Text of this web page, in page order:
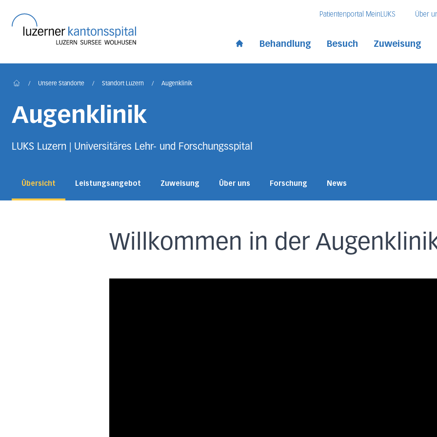
Patientenportal MeinLUKS Über
Behandlung Besuch Zuweisung
/ Unsere Standorte / Standort Luzern / Augenklinik
Augenklinik
LUKS Luzern | Universitäres Lehr- und Forschungsspital
Übersicht Leistungsangebot Zuweisung Über uns Forschung News
Willkommen in der